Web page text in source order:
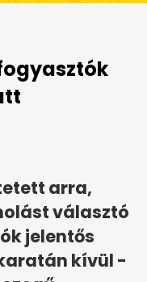
arra,
választó
jelentős
kívül -